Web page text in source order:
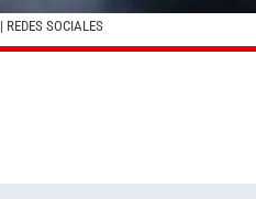
| REDES SOCIALES